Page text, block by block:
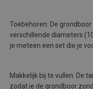
Toebehoren: De
verschillende diameters
je meteen een set die je
Makkelijk bij te vullen: De
zodat je de grondboor